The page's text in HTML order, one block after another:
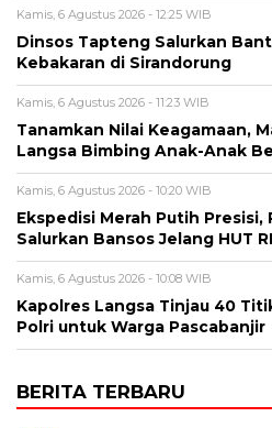
Kamis, 6 Agustus 2026 - 12:25 WIB
Dinsos Tapteng Salurkan
Kebakaran di Sirandorung
Kamis, 6 Agustus 2026 - 11:23 WIB
Tanamkan Nilai Keagamaan,
Langsa Bimbing Anak-Anak
Kamis, 6 Agustus 2026 - 10:20 WIB
Ekspedisi Merah Putih Presisi,
Salurkan Bansos Jelang HUT
Kamis, 6 Agustus 2026 - 10:08 WIB
Kapolres Langsa Tinjau 40
Polri untuk Warga Pascabanjir
BERITA TERBARU